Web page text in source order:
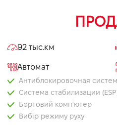
92 тыс.км
Автомат
Антиблокировочная
Система стабилизации
Бортовий комп'ютер
Вибір режиму руху
Підпишись на наш